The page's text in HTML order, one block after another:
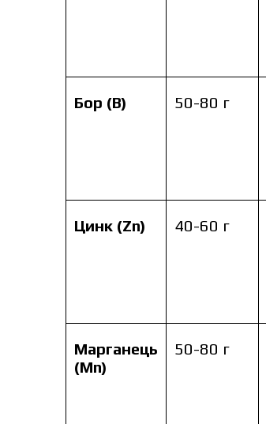
Бор (B) 50-80 г
Цинк (Zn) 40-60 г
Марганець
(Mn)
50-80 г